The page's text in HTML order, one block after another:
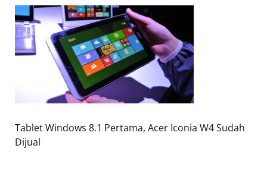
Tablet Windows 8.1 Pertama, Acer Iconia W4 Sudah
Dijual